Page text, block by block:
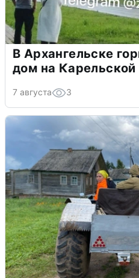
В Архангельске
дом на Карельской
7 августа 3